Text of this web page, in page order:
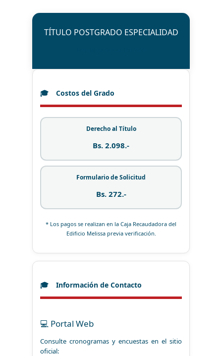
TÍTULO POSTGRADO ESPECIALIDAD
Costos del Grado
Derecho al Título
Bs. 2.098.-
Formulario de Solicitud
Bs. 272.-
* Los pagos se realizan en la Caja Recaudadora del
Edificio Melissa previa verificación.
Información de Contacto
💻 Portal Web
Consulte cronogramas y encuestas en el sitio
oficial: